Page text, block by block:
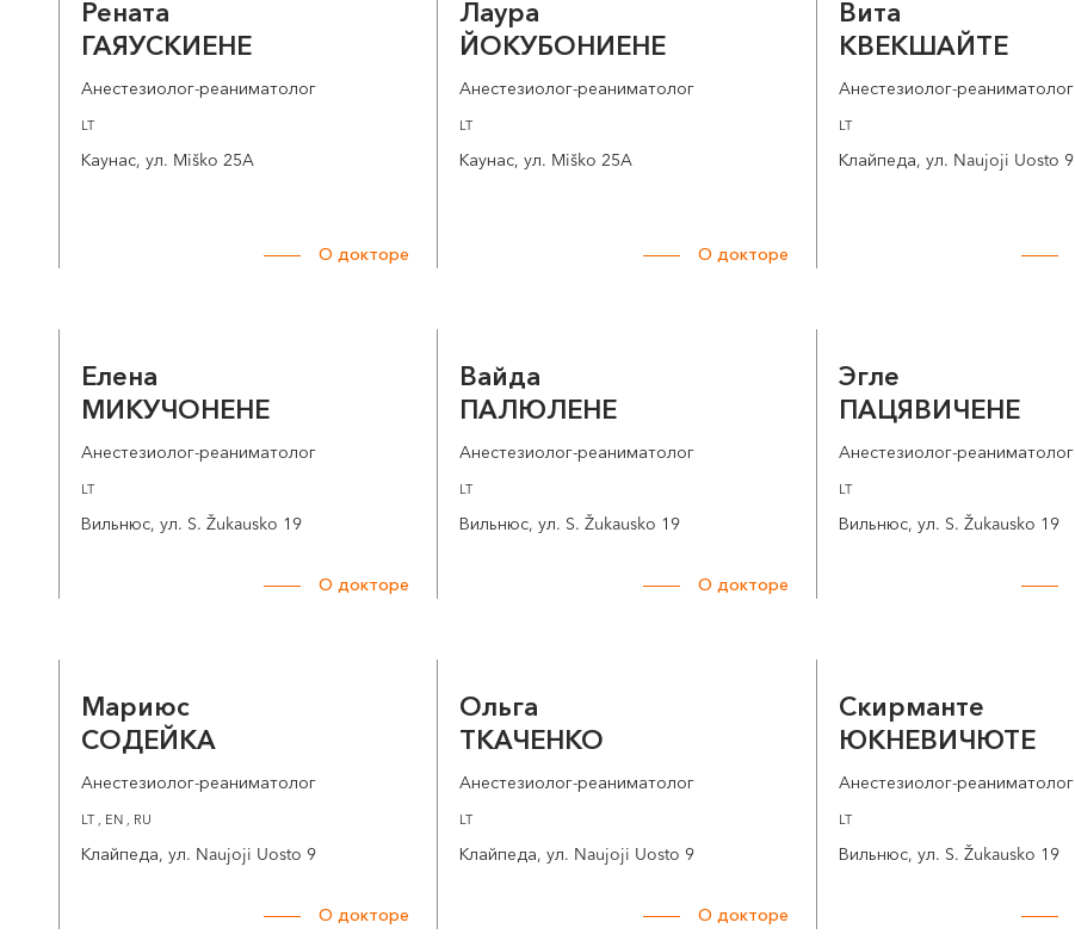
Рената
ГАЯУСКИЕНЕ
Анестезиолог-реаниматолог
LT
Каунас, ул. Miško 25A
О докторе
Лаура
ЙОКУБОНИЕНЕ
Анестезиолог-реаниматолог
LT
Каунас, ул. Miško 25A
О докторе
Вита
КВЕКШАЙТЕ
Анестезиолог-реаниматолог
LT
Клайпеда, ул. Naujoji Uosto 9
Елена
МИКУЧОНЕНЕ
Анестезиолог-реаниматолог
LT
Вильнюс, ул. S. Žukausko 19
О докторе
Вайда
ПАЛЮЛЕНЕ
Анестезиолог-реаниматолог
LT
Вильнюс, ул. S. Žukausko 19
О докторе
Эгле
ПАЦЯВИЧЕНЕ
Анестезиолог-реаниматолог
LT
Вильнюс, ул. S. Žukausko 19
Мариюс
СОДЕЙКА
Анестезиолог-реаниматолог
LT , EN , RU
Клайпеда, ул. Naujoji Uosto 9
О докторе
Ольга
ТКАЧЕНКО
Анестезиолог-реаниматолог
LT
Клайпеда, ул. Naujoji Uosto 9
О докторе
Скирманте
ЮКНЕВИЧЮТЕ
Анестезиолог-реаниматолог
LT
Вильнюс, ул. S. Žukausko 19